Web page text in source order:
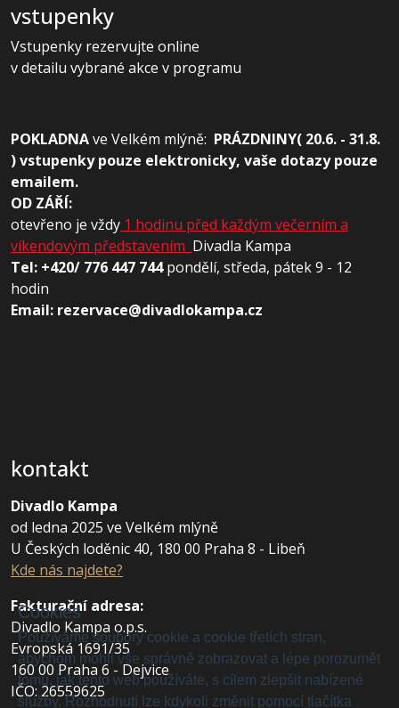
vstupenky
Vstupenky rezervujte online
v detailu vybrané akce v programu
POKLADNAve Velkém mlýně: PRÁZDNINY( 20.6. - 31.8.
) vstupenky pouze elektronicky, vaše dotazy pouze
emailem.
OD ZÁŘÍ:
otevřeno je vždy 1 hodinu před každým večerním a
víkendovým představením Divadla Kampa
Tel: +420/ 776 447 744pondělí, středa, pátek 9 - 12
hodin
Email: rezervace@divadlokampa.cz
kontakt
Divadlo Kampa
od ledna 2025 ve Velkém mlýně
U Českých loděnic 40, 180 00 Praha 8 - Libeň
Kde nás najdete?
Fakturační adresa:
Divadlo Kampa o.p.s.
Evropská 1691/35
160 00 Praha 6 - Dejvice
IČO: 26559625
Cookies
Používáme soubory cookie a cookie třetích stran,
abychom mohli vše správně zobrazovat a lépe porozumět
tomu, jak tento web používáte, s cílem zlepšit nabízené
služby. Rozhodnutí lze kdykoli změnit pomocí tlačítka